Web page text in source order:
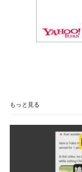
もっと見る